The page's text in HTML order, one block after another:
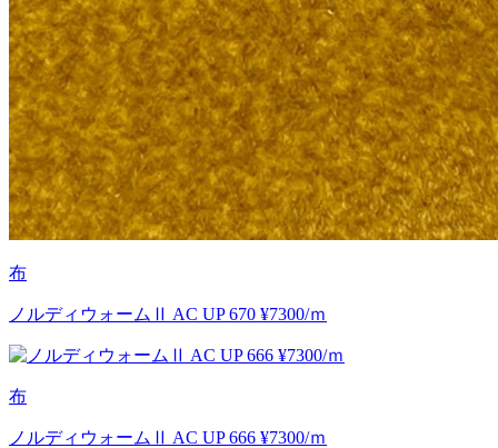
布
ノルディウォームⅡ AC UP 670 ¥7300/ｍ
布
ノルディウォームⅡ AC UP 666 ¥7300/ｍ